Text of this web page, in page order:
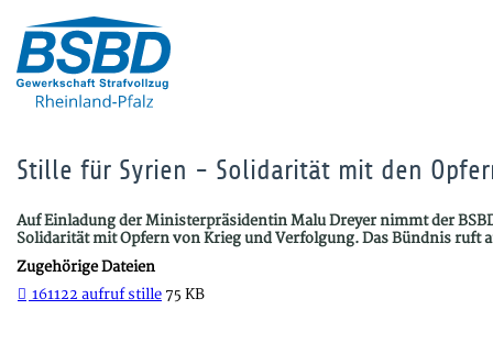
Stille für Syrien - Solidarität mit den
Auf Einladung der Ministerpräsidentin Malu Dreyer nimmt der
Solidarität mit Opfern von Krieg und Verfolgung. Das Bündnis ruft
Zugehörige Dateien
161122 aufruf stille 75 KB